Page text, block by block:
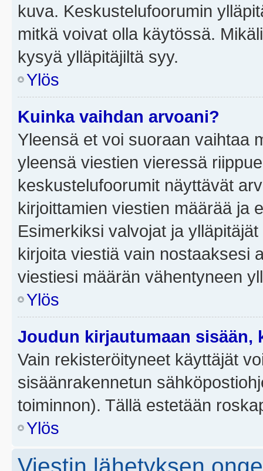
kuva. Keskustelufoorumin
mitkä voivat olla käytössä.
kysyä ylläpitäjiltä syy.
Ylös
Kuinka vaihdan arvoani?
Yleensä et voi suoraan vaihtaa
yleensä viestien vieressä
keskustelufoorumit näyttävät
kirjoittamien viestien määrää ja
Esimerkiksi valvojat ja
kirjoita viestiä vain nostaaksesi
viestiesi määrän vähentyneen
Ylös
Joudun kirjautumaan sisään,
Vain rekisteröityneet käyttäjät
sisäänrakennetun
toiminnon). Tällä estetään
Ylös